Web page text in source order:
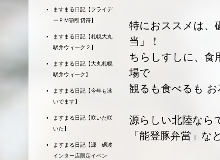
特におススメは、
当」！
ちらしすしに、食
場で
観るも食べるも
源らしい北陸なら
「能登豚弁當」
ますまる日記【フライデ
ーＰＭ割引切符】
ますまる日記【札幌大丸
駅弁ウィーク２】
ますまる日記【大丸札幌
駅弁ウィーク】
ますまる日記【今年も泳
いでます】
ますまる日記【咲いた咲
いた】
ますまる日記【源 砺波
インター店限定イベン